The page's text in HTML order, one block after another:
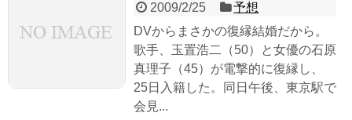
2009/2/25
予想
DVからまさかの復縁結婚だから。
歌手、玉置浩二（50）と女優の石原
真理子（45）が電撃的に復縁し、
25日入籍した。同日午後、東京駅で
会見...